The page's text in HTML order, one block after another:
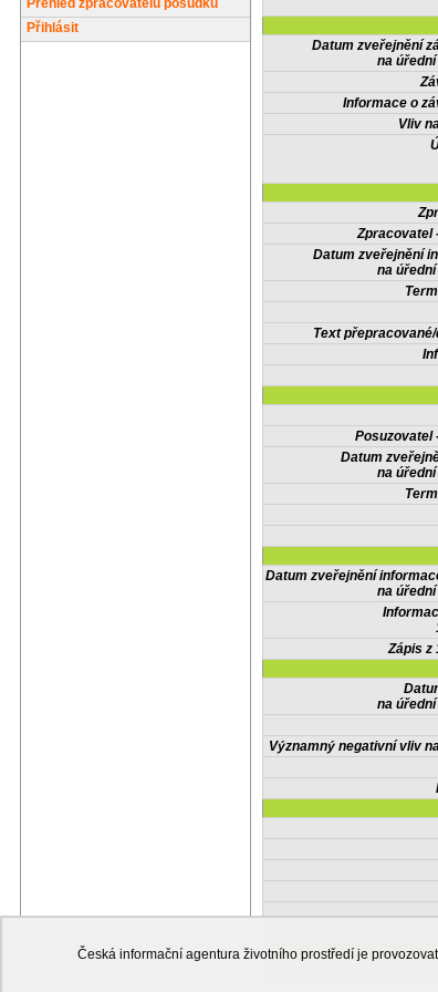
Přehled zpracovatelů posudků
Přihlásit
Datum zveřejnění
na
Informace o
Vliv
Zpracovatel
Datum zveřejnění
na
Text
Posuzovatel
Datum
na
Datum zveřejnění
na
Zápis z
na
Významný negativní vliv
Česká informační agentura životního prostředí je